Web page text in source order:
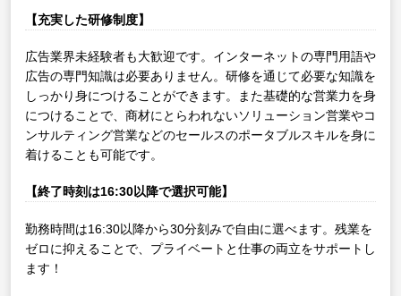
【充実した研修制度】
広告業界未経験者も大歓迎です。インターネットの専門用語や
広告の専門知識は必要ありません。研修を通じて必要な知識を
しっかり身につけることができます。また基礎的な営業力を身
につけることで、商材にとらわれないソリューション営業やコ
ンサルティング営業などのセールスのポータブルスキルを身に
着けることも可能です。
【終了時刻は16:30以降で選択可能】
勤務時間は16:30以降から30分刻みで自由に選べます。残業を
ゼロに抑えることで、プライベートと仕事の両立をサポートし
ます！